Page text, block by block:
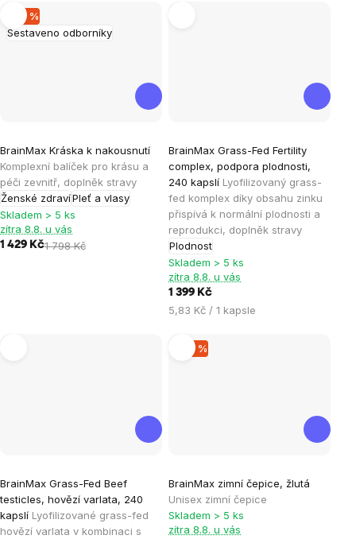
Sestaveno odborníky
–20 %
BrainMax Kráska k nakousnutí
Komplexní balíček pro krásu a
péči zevnitř, doplněk stravy
Ženské zdravíPleť a vlasy
hodnocení
produktu
je
5,0
z
Skladem > 5 ks
zítra 8.8. u vás
1 429 Kč1 798 Kč
BrainMax Grass-Fed Fertility
complex, podpora plodnosti,
240 kapslí Lyofilizovaný grass-
fed komplex díky obsahu zinku
přispívá k normální plodnosti a
reprodukci, doplněk stravy
Plodnost
hodnocení
produktu
je
0,0
z
5
hvězdiček.
Skladem > 5 ks
zítra 8.8. u vás
1 399 Kč
Měrná
5,83 Kč / 1 kapsle
BrainMax Grass-Fed Beef
testicles, hovězí varlata, 240
kapslí Lyofilizované grass-fed
hovězí varlata v kombinaci s
hodnocení
produktu
je
–83 %
BrainMax zimní čepice, žlutá
Unisex zimní čepice
Skladem > 5 ks
zítra 8.8. u vás